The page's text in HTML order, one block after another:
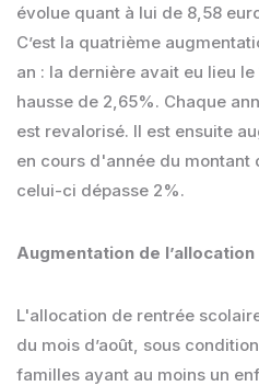
évolue quant à lui de 8,58
C’est la quatrième
an : la dernière avait eu lieu
hausse de 2,65%. Chaque
est revalorisé. Il est ensuite
en cours d'année du
celui-ci dépasse 2%.
Augmentation de
L'allocation de rentrée
du mois d’août, sous
familles ayant au moins un